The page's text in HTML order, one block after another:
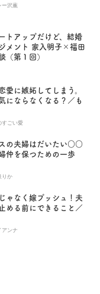
ー沢薫
トアップだけど、結婚
メント 家入明子×福田
（第１回）
愛に嫉妬してしまう。
にならなくなる？／も
すごい愛
の夫婦はだいたい○○
仲を保つための一歩
りか
ゃなく嫁プッシュ！夫
める前にできること／
アンナ